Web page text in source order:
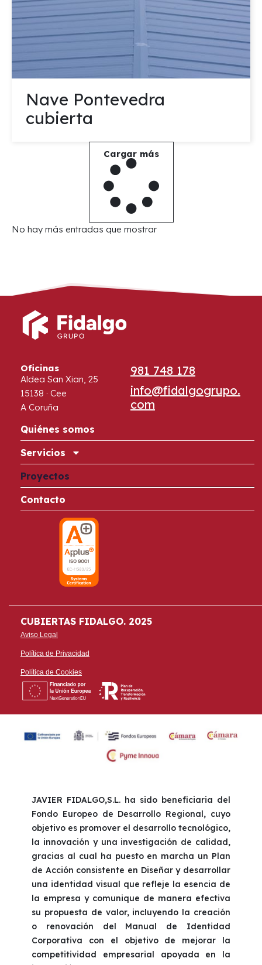
Nave Pontevedra
cubierta
Cargar más
No hay más entradas que mostrar
Oficinas
Aldea San Xian, 25
15138 · Cee
A Coruña
981 748 178
info@fidalgogrupo.
com
Quiénes somos
Servicios
Proyectos
Contacto
CUBIERTAS FIDALGO. 2025
Aviso Legal
Política de Privacidad
Política de Cookies
JAVIER FIDALGO,S.L. ha sido beneficiaria del
Fondo Europeo de Desarrollo Regional, cuyo
objetivo es promover el desarrollo tecnológico,
la innovación y una investigación de calidad,
gracias al cual ha puesto en marcha un Plan
de Acción consistente en Diseñar y desarrollar
una identidad visual que refleje la esencia de
la empresa y comunique de manera efectiva
su propuesta de valor, incluyendo la creación
o renovación del Manual de Identidad
Corporativa con el objetivo de mejorar la
competitividad empresarial apoyada en la